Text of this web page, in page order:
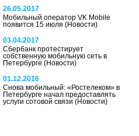
26.05.2017
Мобильный оператор VK Mobile
появится 15 июля(Новости)
03.04.2017
Сбербанк протестирует
собственную мобильную сеть в
Петербурге(Новости)
01.12.2016
Снова мобильный: «Ростелеком» в
Петербурге начал предоставлять
услуги сотовой связи(Новости)